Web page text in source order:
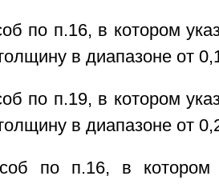
по п.16, в котором
в диапазоне от
по п.19, в котором
в диапазоне от
по п.16, в котором